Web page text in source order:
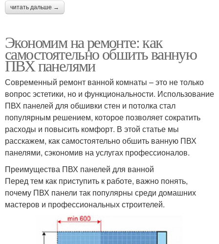
читать дальше →
Экономим на ремонте: как
самостоятельно обшить ванную
ПВХ панелями
Современный ремонт ванной комнаты – это не только
вопрос эстетики, но и функциональности. Использование
ПВХ панелей для обшивки стен и потолка стал
популярным решением, которое позволяет сократить
расходы и повысить комфорт. В этой статье мы
расскажем, как самостоятельно обшить ванную ПВХ
панелями, сэкономив на услугах профессионалов.
Преимущества ПВХ панелей для ванной
Перед тем как приступить к работе, важно понять,
почему ПВХ панели так популярны среди домашних
мастеров и профессиональных строителей.